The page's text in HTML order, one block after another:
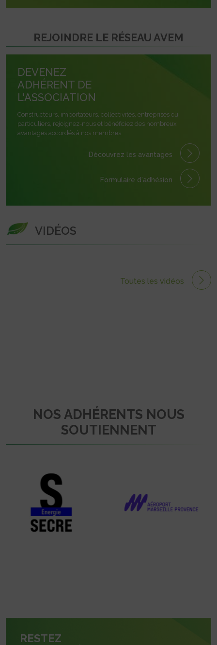
REJOINDRE LE RÉSEAU AVEM
DEVENEZ
ADHÉRENT DE
L'ASSOCIATION
Constructeurs, importateurs, collectivités, entreprises ou
particuliers, rejoignez-nous et bénéficiez des nombreux
avantages accordés à nos membres.
Découvrez les avantages
Formulaire d'adhésion
VIDÉOS
Toutes les vidéos
NOS ADHÉRENTS NOUS
SOUTIENNENT
RESTEZ